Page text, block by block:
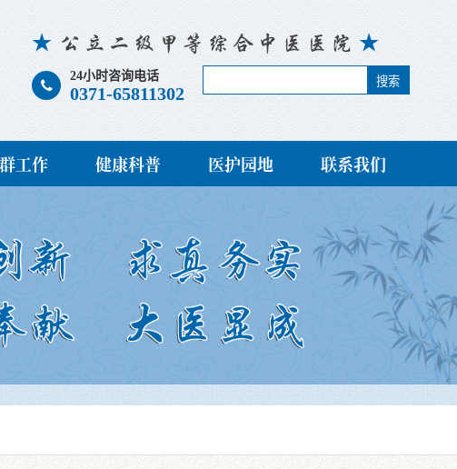
24小时咨询电话
0371-65811302
搜索
工作 健康科普 医护园地 联系我们